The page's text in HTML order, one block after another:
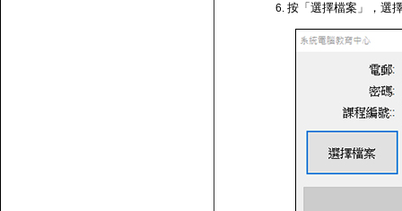
按「選擇檔案」，選